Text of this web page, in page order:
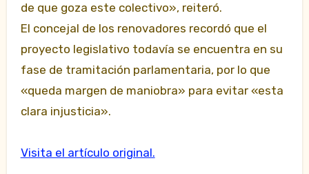
de que goza este colectivo», reiteró.
El concejal de los renovadores recordó que el
proyecto legislativo todavía se encuentra en su
fase de tramitación parlamentaria, por lo que
«queda margen de maniobra» para evitar «esta
clara injusticia».
Visita el artículo original.